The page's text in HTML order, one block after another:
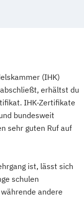
Erfurt
Ruhr
(IHK)
erhältst du
IHK-Zertifikate
bundesweit
sehr guten Ruf auf
ist, lässt sich
schulen
andere